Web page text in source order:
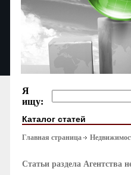
Я
ищу:
Каталог статей
Главная страница
Статьи раздела Агентства